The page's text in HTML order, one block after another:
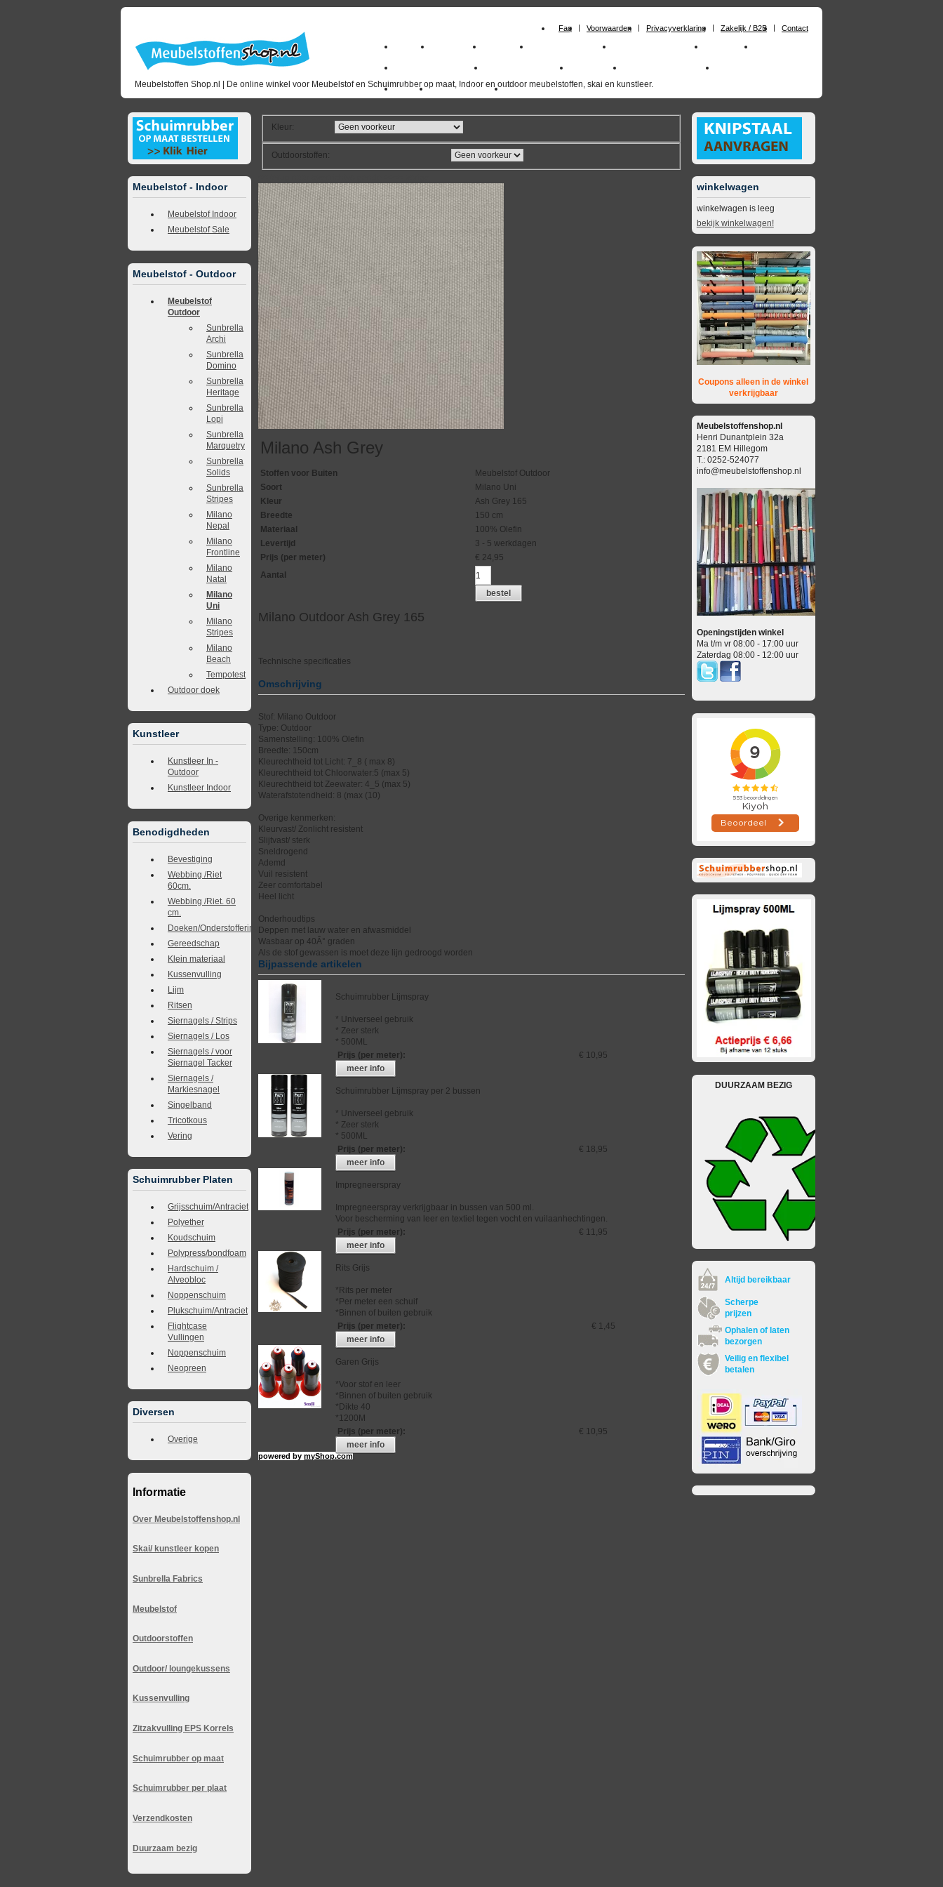
Faq Voorwaarden Privacyverklaring Zakelijk / B2B Contact
Meubelstoffen Shop.nl | De online winkel voor Meubelstof en Schuimrubber op maat, Indoor en outdoor meubelstoffen, skai en kunstleer.
Home Meubelstof Kunstleer Schuimrubberplaten Schuimrubber op maat Materialen
milano_outdoorstoffen skai kunstleer kopen outdoorstof skai_kunstleer outdoor
Outlet Meubelstof indoor duurzaam
Meubelstof - Indoor
Meubelstof Indoor
Meubelstof Sale
Meubelstof - Outdoor
Meubelstof
Outdoor
Sunbrella
Archi
Sunbrella
Domino
Sunbrella
Heritage
Sunbrella
Lopi
Sunbrella
Marquetry
Sunbrella
Solids
Sunbrella
Stripes
Milano
Nepal
Milano
Frontline
Milano
Natal
Milano
Uni
Milano
Stripes
Milano
Beach
Tempotest
Outdoor doek
Kunstleer
Kunstleer In -
Outdoor
Kunstleer Indoor
Benodigdheden
Bevestiging
Webbing /Riet
60cm.
Webbing /Riet. 60
cm.
Doeken/Onderstoffering
Gereedschap
Klein materiaal
Kussenvulling
Lijm
Ritsen
Siernagels / Strips
Siernagels / Los
Siernagels / voor
Siernagel Tacker
Siernagels /
Markiesnagel
Singelband
Tricotkous
Vering
Schuimrubber Platen
Grijsschuim/Antraciet
Polyether
Koudschuim
Polypress/bondfoam
Hardschuim /
Alveobloc
Noppenschuim
Plukschuim/Antraciet
Flightcase
Vullingen
Noppenschuim
Neopreen
Diversen
Overige
Informatie
Over Meubelstoffenshop.nl
Skai/ kunstleer kopen
Sunbrella Fabrics
Meubelstof
Outdoorstoffen
Outdoor/ loungekussens
Kussenvulling
Zitzakvulling EPS Korrels
Schuimrubber op maat
Schuimrubber per plaat
Verzendkosten
Duurzaam bezig
Kleur:
Outdoorstoffen:
Milano Ash Grey
Stoffen voor Buiten
Meubelstof Outdoor
Soort
Milano Uni
Kleur
Ash Grey 165
Breedte
150 cm
Materiaal
100% Olefin
Levertijd
3 - 5 werkdagen
Prijs (per meter)
€ 24,95
Aantal
bestel
Milano Outdoor Ash Grey 165
Technische specificaties
Omschrijving
Stof: Milano Outdoor
Type: Outdoor
Samenstelling: 100% Olefin
Breedte: 150cm
Kleurechtheid tot Licht: 7_8 ( max 8)
Kleurechtheid tot Chloorwater:5 (max 5)
Kleurechtheid tot Zeewater: 4_5 (max 5)
Waterafstotendheid: 8 (max (10)
Overige kenmerken:
Kleurvast/ Zonlicht resistent
Slijtvast/ sterk
Sneldrogend
Ademd
Vuil resistent
Zeer comfortabel
Heel licht
Onderhoudtips
Deppen met lauw water en afwasmiddel
Wasbaar op 40Â° graden
Als de stof gewassen is moet deze lijn gedroogd worden
Bijpassende artikelen
Schuimrubber Lijmspray
* Universeel gebruik
* Zeer sterk
* 500ML
Prijs (per meter):
€ 10,95
meer info
Schuimrubber Lijmspray per 2 bussen
* Universeel gebruik
* Zeer sterk
* 500ML
Prijs (per meter):
€ 18,95
meer info
Impregneerspray
Impregneerspray verkrijgbaar in bussen van 500 ml.
Voor bescherming van leer en textiel tegen vocht en vuilaanhechtingen.
Prijs (per meter):
€ 11,95
meer info
Rits Grijs
*Rits per meter
*Per meter een schuif
*Binnen of buiten gebruik
Prijs (per meter):
€ 1,45
meer info
Garen Grijs
*Voor stof en leer
*Binnen of buiten gebruik
*Dikte 40
*1200M
Prijs (per meter):
€ 10,95
meer info
powered bymyShop.com
winkelwagen
winkelwagen is leeg
bekijk winkelwagen!
Coupons alleen in de winkel
verkrijgbaar
Meubelstoffenshop.nl
Henri Dunantplein 32a
2181 EM Hillegom
T.: 0252-524077
info@meubelstoffenshop.nl
Openingstijden winkel
Ma t/m vr 08:00 - 17:00 uur
Zaterdag 08:00 - 12:00 uur
DUURZAAM BEZIG
Altijd bereikbaar
Scherpe
prijzen
Ophalen of laten
bezorgen
Veilig en flexibel
betalen